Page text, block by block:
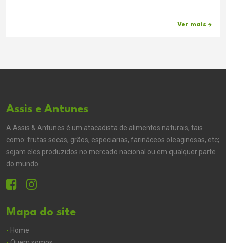
Ver mais
Assis e Antunes
A Assis & Antunes é um atacadista de alimentos naturais, tais
como: frutas secas, grãos, especiarias, farináceos oleaginosas, etc;
sejam eles produzidos no mercado nacional ou em qualquer parte
do mundo.
Mapa do site
- Home